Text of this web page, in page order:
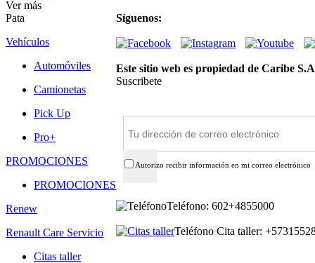
Ver más
Pata
Vehículos
Automóviles
Camionetas
Pick Up
Pro+
PROMOCIONES
PROMOCIONES
Renew
Renault Care Servicio
Citas taller
Síguenos:
Este sitio web es propiedad de Caribe
Suscribete
Autorizo recibir información en mi correo electrónico
Teléfono: 602+4855000
Teléfono Cita taller: